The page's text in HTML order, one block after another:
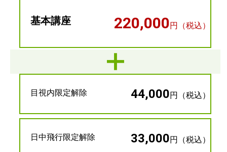
基本講座 220,000円（税込）
目視内限定解除 44,000円（税込）
日中飛行限定解除 33,000円（税込）